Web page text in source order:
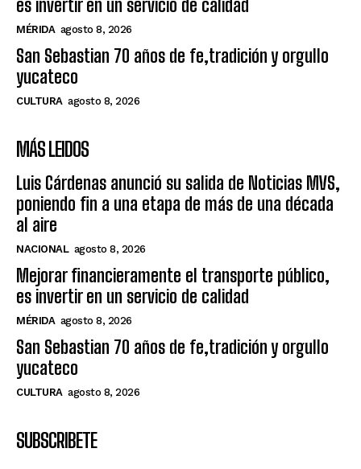
es invertir en un servicio de calidad
MÉRIDA agosto 8, 2026
San Sebastian 70 años de fe,tradición y orgullo
yucateco
CULTURA agosto 8, 2026
MÁS LEIDOS
Luis Cárdenas anunció su salida de Noticias MVS,
poniendo fin a una etapa de más de una década
al aire
NACIONAL agosto 8, 2026
Mejorar financieramente el transporte público,
es invertir en un servicio de calidad
MÉRIDA agosto 8, 2026
San Sebastian 70 años de fe,tradición y orgullo
yucateco
CULTURA agosto 8, 2026
SUBSCRIBETE